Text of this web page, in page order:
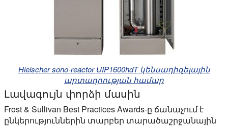
Hielscher sono-reactor UIP1600hdT կենսադիզելային
արտադրության համար
Լավագույն փորձի մասին
Frost & Sullivan Best Practices Awards-ը ճանաչում է
ընկերություններին տարբեր տարածաշրջանային